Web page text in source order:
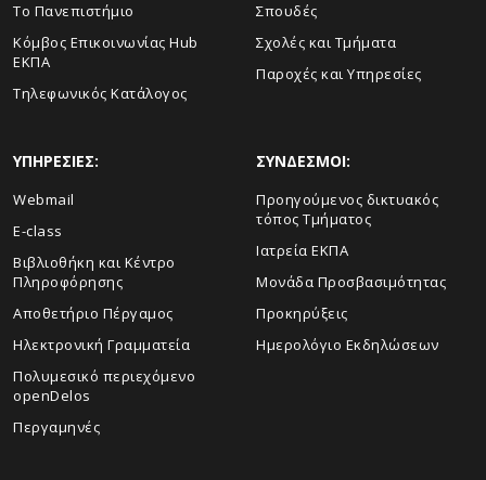
Το Πανεπιστήμιο
Κόμβος Επικοινωνίας Hub
ΕΚΠΑ
Τηλεφωνικός Κατάλογος
Σπουδές
Σχολές και Τμήματα
Παροχές και Υπηρεσίες
ΥΠΗΡΕΣΙΕΣ:
Webmail
E-class
Βιβλιοθήκη και Κέντρο
Πληροφόρησης
Αποθετήριο Πέργαμος
Ηλεκτρονική Γραμματεία
Πολυμεσικό περιεχόμενο
openDelos
Περγαμηνές
ΣΥΝΔΕΣΜΟΙ:
Προηγούμενος δικτυακός
τόπος Τμήματος
Ιατρεία ΕΚΠΑ
Μονάδα Προσβασιμότητας
Προκηρύξεις
Ημερολόγιο Εκδηλώσεων